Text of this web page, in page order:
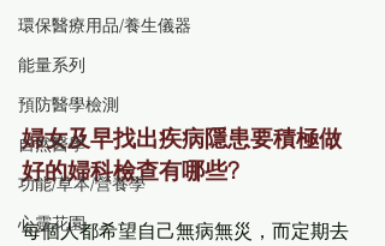
環保醫療用品/養生儀器
能量系列
預防醫學檢測
自然醫學
功能/草本/營養學
心靈花園
婦女及早找出疾病隱患要積極做
好的婦科檢查有哪些?
每個人都希望自己無病無災，而定期去